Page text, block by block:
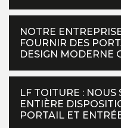
NOTRE
FOURNIR DES
DESIGN MODERNE
LF TOITURE : NOUS
ENTIÈRE
PORTAIL ET